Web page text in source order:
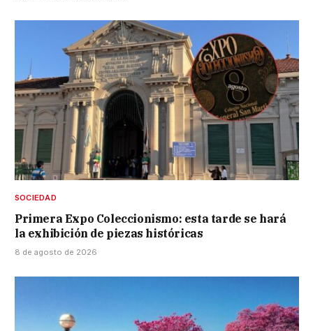
SOCIEDAD
Primera Expo Coleccionismo: esta tarde se hará
la exhibición de piezas históricas
8 de agosto de 2026